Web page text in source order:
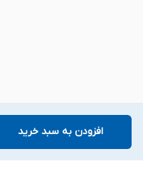
افزودن به سبد خرید